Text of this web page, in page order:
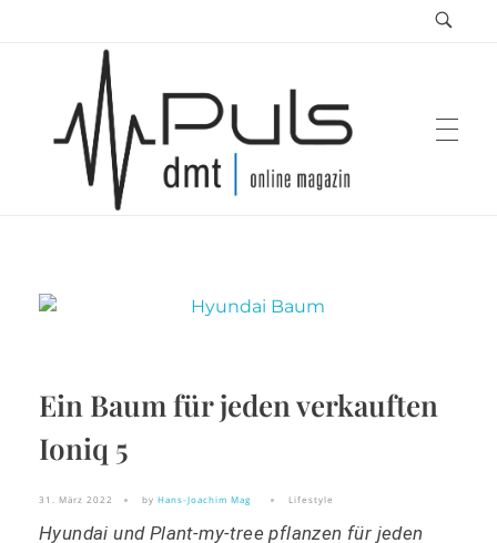
Puls Magazin
Zukunft der Mobilität
Ein Baum für jeden verkauften
Ioniq 5
31. März 2022 by Hans-Joachim Mag Lifestyle
Hyundai und Plant-my-tree pflanzen für jeden